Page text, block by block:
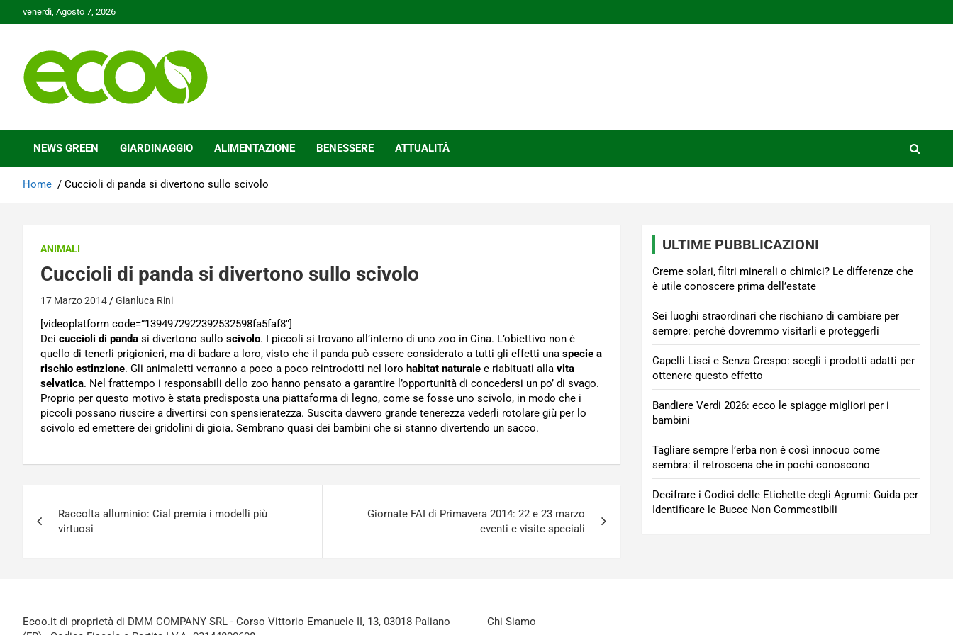
to
venerdì, Agosto 7, 2026
Ecoo.it
NEWS GREEN GIARDINAGGIO ALIMENTAZIONE BENESSERE ATTUALITÀ
Home Cuccioli di panda si divertono sullo scivolo
ANIMALI
Cuccioli di panda si divertono sullo scivolo
17 Marzo 2014 Gianluca Rini
[videoplatform code=”1394972922392532598fa5faf8″]
Dei cuccioli di panda si divertono sullo scivolo. I piccoli si trovano all’interno di uno zoo in Cina. L’obiettivo non è
quello di tenerli prigionieri, ma di badare a loro, visto che il panda può essere considerato a tutti gli effetti una specie a
rischio estinzione. Gli animaletti verranno a poco a poco reintrodotti nel loro habitat naturale e riabituati alla vita
selvatica. Nel frattempo i responsabili dello zoo hanno pensato a garantire l’opportunità di concedersi un po’ di svago.
Proprio per questo motivo è stata predisposta una piattaforma di legno, come se fosse uno scivolo, in modo che i
piccoli possano riuscire a divertirsi con spensieratezza. Suscita davvero grande tenerezza vederli rotolare giù per lo
scivolo ed emettere dei gridolini di gioia. Sembrano quasi dei bambini che si stanno divertendo un sacco.
articoli
Raccolta alluminio: Cial premia i modelli più
virtuosi
Giornate FAI di Primavera 2014: 22 e 23 marzo
eventi e visite speciali
ULTIME PUBBLICAZIONI
Creme solari, filtri minerali o chimici? Le differenze che
è utile conoscere prima dell’estate
Sei luoghi straordinari che rischiano di cambiare per
sempre: perché dovremmo visitarli e proteggerli
Capelli Lisci e Senza Crespo: scegli i prodotti adatti per
ottenere questo effetto
Bandiere Verdi 2026: ecco le spiagge migliori per i
bambini
Tagliare sempre l’erba non è così innocuo come
sembra: il retroscena che in pochi conoscono
Decifrare i Codici delle Etichette degli Agrumi: Guida per
Identificare le Bucce Non Commestibili
Ecoo.it di proprietà di DMM COMPANY SRL - Corso Vittorio Emanuele II, 13, 03018 Paliano
Chi Siamo